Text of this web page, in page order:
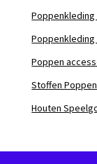
Poppenkleding
Poppenkleding
Poppen
Stoffen
Houten